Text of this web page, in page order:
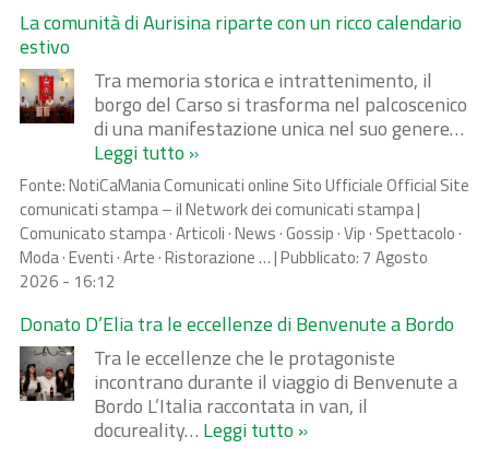
La comunità di Aurisina riparte con un ricco calendario
estivo
Tra memoria storica e intrattenimento, il
borgo del Carso si trasforma nel palcoscenico
di una manifestazione unica nel suo genere…
Leggi tutto »
Fonte:NotiCaMania Comunicati online Sito Ufficiale Official Site
comunicati stampa – il Network dei comunicati stampa |
Comunicato stampa · Articoli · News · Gossip · Vip · Spettacolo ·
Moda · Eventi · Arte · Ristorazione …|Pubblicato:7 Agosto
2026 - 16:12
Donato D’Elia tra le eccellenze di Benvenute a Bordo
Tra le eccellenze che le protagoniste
incontrano durante il viaggio di Benvenute a
Bordo L’Italia raccontata in van, il
docureality… Leggi tutto »